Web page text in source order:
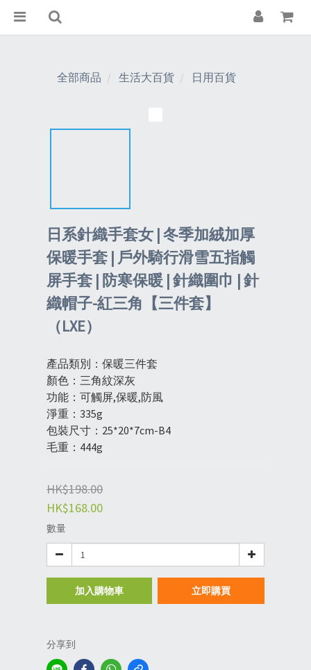
全部商品 生活大百貨 日用百貨
日系針織手套女 | 冬季加絨加厚
保暖手套 | 戶外騎行滑雪五指觸
屏手套 | 防寒保暖 | 針織圍巾 | 針
織帽子-紅三角【三件套】
（LXE）
產品類別：保暖三件套
顏色：三角紋深灰
功能：可觸屏,保暖,防風
淨重：335g
包裝尺寸：25*20*7cm-B4
毛重：444g
HK$198.00
HK$168.00
數量
加入購物車 立即購買
分享到